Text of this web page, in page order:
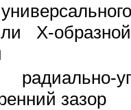
Х-
радиально-
зазор